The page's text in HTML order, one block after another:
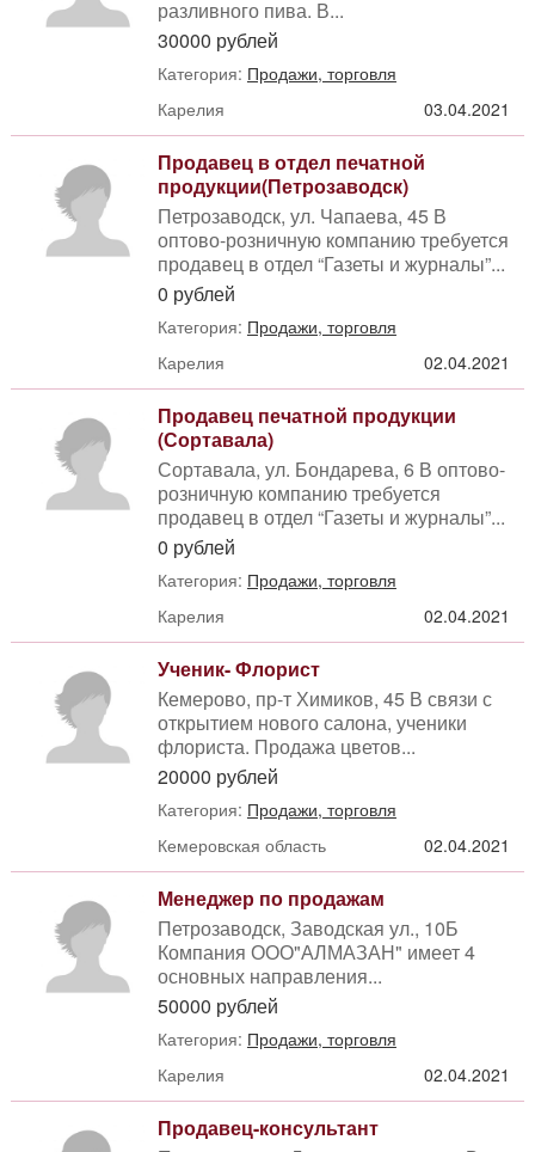
разливного пива. В...
30000 рублей
Категория: Продажи, торговля
Карелия
03.04.2021
Продавец в отдел печатной
продукции(Петрозаводск)
Петрозаводск, ул. Чапаева, 45 В
оптово-розничную компанию требуется
продавец в отдел “Газеты и журналы”...
0 рублей
Категория: Продажи, торговля
Карелия
02.04.2021
Продавец печатной продукции
(Сортавала)
Сортавала, ул. Бондарева, 6 В оптово-
розничную компанию требуется
продавец в отдел “Газеты и журналы”...
0 рублей
Категория: Продажи, торговля
Карелия
02.04.2021
Ученик- Флорист
Кемерово, пр-т Химиков, 45 В связи с
открытием нового салона, ученики
флориста. Продажа цветов...
20000 рублей
Категория: Продажи, торговля
Кемеровская область
02.04.2021
Менеджер по продажам
Петрозаводск, Заводская ул., 10Б
Компания ООО"АЛМАЗАН" имеет 4
основных направления...
50000 рублей
Категория: Продажи, торговля
Карелия
02.04.2021
Продавец-консультант